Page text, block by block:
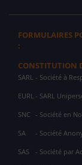
FORMULAIRES
:
CONSTITUTION
SARL - Société à
EURL - SARL
SNC - Société en
SA - Société
SAS - Société par